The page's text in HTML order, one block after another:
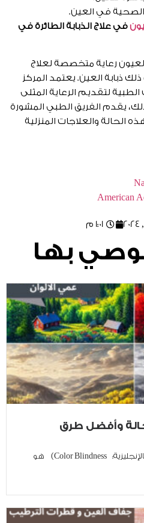
الصحية في العين.
في علاج الذبابة الطائرة في
رعاية متخصصة لعلاج
ذبابة العين. يعتمد المركز
لتقديم الرعاية المثلى
يقدم الفريق الطبي المشورة
الحالة والعلاجات المنزلية
American
1:01 م
بها
وأفضل طرق
ما هو عمى الألوان؟ عمى الألوان (بالإنجليزية: Color Blindness) هو